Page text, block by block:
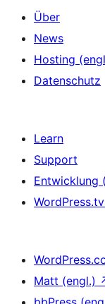
Über
News
Hosting
Datenschutz
Learn
Support
Entwicklung
WordPress.tv
Matt (engl.)